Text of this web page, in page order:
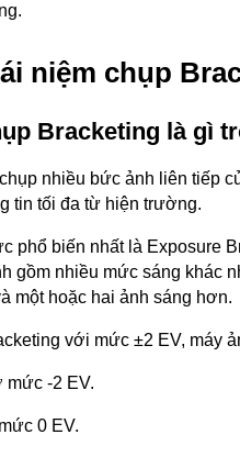
niệm chụp
Bracketing là gì
nhiều bức ảnh liên tiếp
tin tối đa từ hiện trường.
phổ biến nhất là Exposure
gồm nhiều mức sáng khác
một hoặc hai ảnh sáng hơn.
với mức ±2 EV, máy
mức -2 EV.
0 EV.